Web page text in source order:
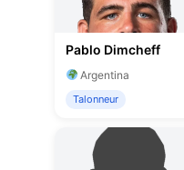
Pablo Dimcheff
Argentina
Talonneur